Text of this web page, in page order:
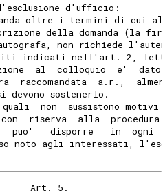
d'ufficio:
oltre i termini di cui
della domanda (la
non richiede
indicati nell'art. 2,
al  colloquio  e'
raccomandata  a.r.,
sostenerlo.
non  sussistono motivi
con  riserva  alla
disporre   in  ogni
noto agli interessati,
Art. 5.